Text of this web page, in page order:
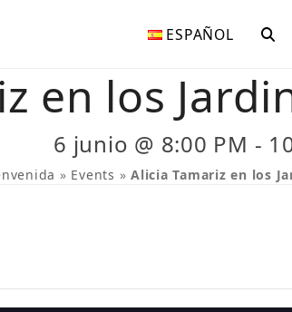
ESPAÑOL
en los
6 junio @ 8:00 PM -
» Events » Alicia Tamariz en los